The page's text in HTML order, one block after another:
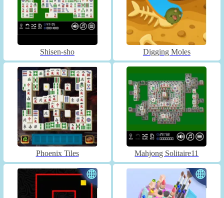
Shisen-sho Digging Moles
Phoenix Tiles Mahjong Solitaire11